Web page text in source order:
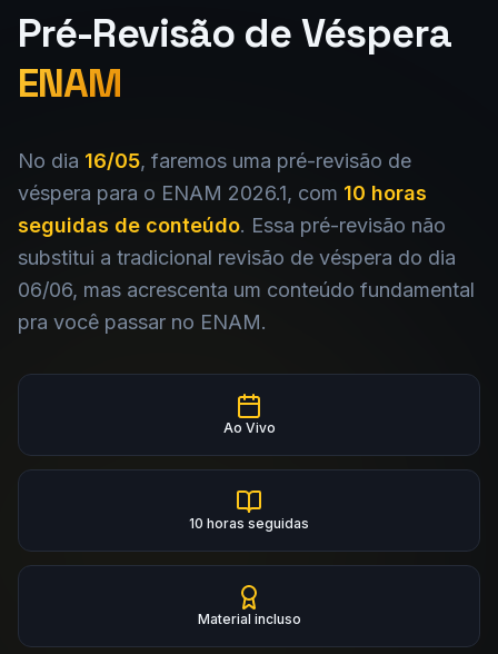
Pré-Revisão de Véspera
ENAM
No dia 16/05, faremos uma pré-revisão de
véspera para o ENAM 2026.1, com 10 horas
seguidas de conteúdo. Essa pré-revisão não
substitui a tradicional revisão de véspera do dia
06/06, mas acrescenta um conteúdo fundamental
pra você passar no ENAM.
Ao Vivo
10 horas seguidas
Material incluso